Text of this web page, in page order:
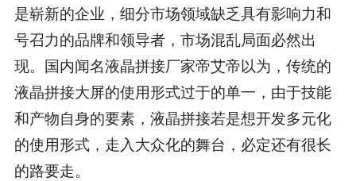
是崭新的企业，细分市场领域缺乏具有影响力和
号召力的品牌和领导者，市场混乱局面必然出
现。国内闻名液晶拼接厂家帝艾帝以为，传统的
液晶拼接大屏的使用形式过于的单一，由于技能
和产物自身的要素，液晶拼接若是想开发多元化
的使用形式，走入大众化的舞台，必定还有很长
的路要走。